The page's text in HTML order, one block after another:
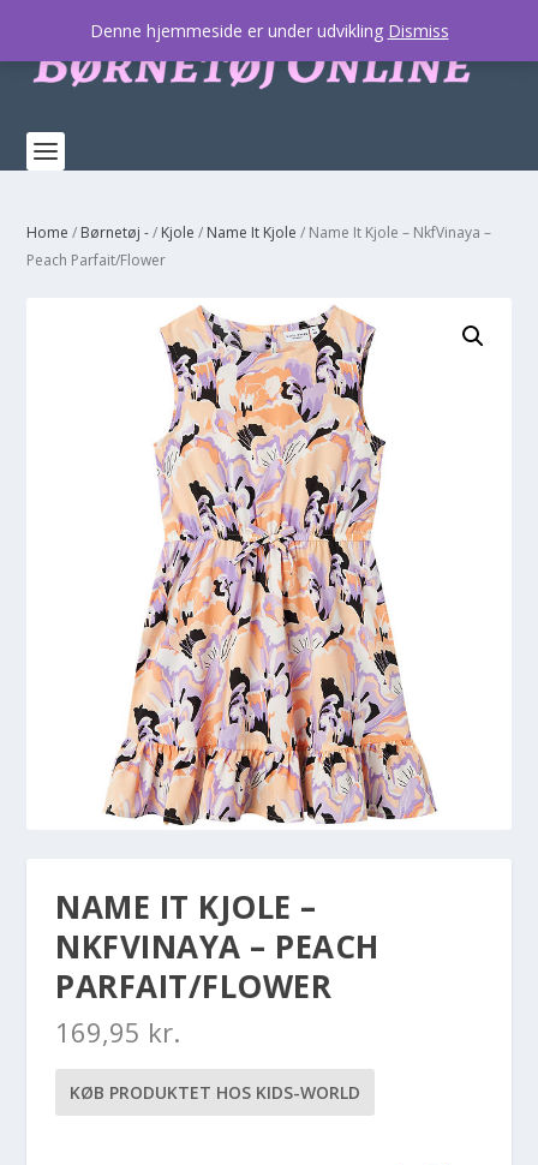
Home / Børnetøj -/ Kjole / Name It Kjole / Name It Kjole – NkfVinaya –
Peach Parfait/Flower
NAME IT KJOLE –
NKFVINAYA – PEACH
PARFAIT/FLOWER
169,95 kr.
KØB PRODUKTET HOS KIDS-WORLD
Denne hjemmeside er under udvikling Dismiss